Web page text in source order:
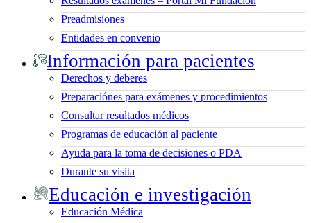
Preadmisiones
Entidades en convenio
Información para pacientes
Derechos y deberes
Preparaciónes para exámenes y procedimientos
Consultar resultados médicos
Programas de educación al paciente
Ayuda para la toma de decisiones o PDA
Durante su visita
Educación e investigación
Educación Médica